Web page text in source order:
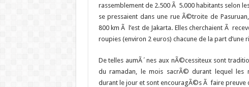
rassemblement de 2.500 Ã 5.000 habitants selon
se pressaient dans une rue Ã©troite de
800 km Ã l’est de Jakarta. Elles cherchaient Ã
roupies (environ 2 euros) chacune de la part d’une
De telles aumÃ´nes aux nÃ©cessiteux sont
du ramadan, le mois sacrÃ© durant lequel les
durant le jour et sont encouragÃ©s Ã faire preuve